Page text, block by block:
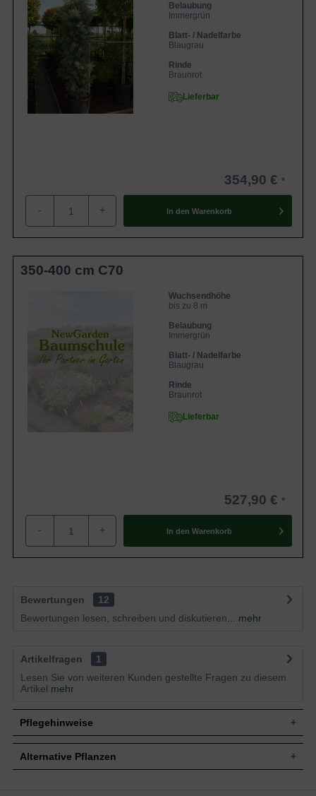
Belaubung
Immergrün
Blatt- / Nadelfarbe
Blaugrau
Rinde
Braunrot
Lieferbar
354,90 €
- + In den Warenkorb
350-400 cm C70
Wuchsendhöhe
bis zu 8 m
Belaubung
Immergrün
Blatt- / Nadelfarbe
Blaugrau
Rinde
Braunrot
Lieferbar
527,90 €
- + In den Warenkorb
Bewertungen
12
Bewertungen lesen, schreiben und diskutieren...
mehr
Artikelfragen
1
Lesen Sie von weiteren Kunden gestellte Fragen zu diesem
Artikel mehr
Pflegehinweise
Pflanz- und Pflegetipps Cupressus arizonica
Alternative Pflanzen